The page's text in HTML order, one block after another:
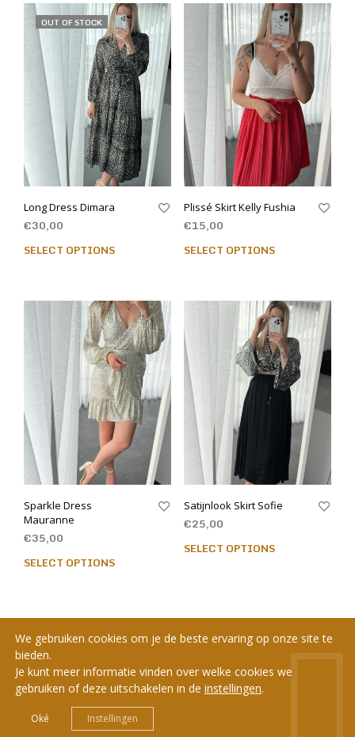
OUT OF STOCK
Long Dress Dimara
€30,00
SELECT OPTIONS
Plissé Skirt Kelly Fushia
€15,00
SELECT OPTIONS
Sparkle Dress
Mauranne
€35,00
SELECT OPTIONS
Satijnlook Skirt Sofie
€25,00
SELECT OPTIONS
© 2020 LCC - BE0712.984.642 - Webdesign by
We gebruiken cookies om je de beste ervaring op onze site te
bieden.
Je kunt meer informatie vinden over welke cookies we
gebruiken of deze uitschakelen in de instellingen.
Oké Instellingen